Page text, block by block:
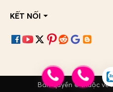
KẾT NỐI
Bản quyền © thuộc về